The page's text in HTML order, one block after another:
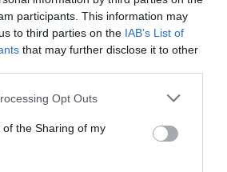
participants. This information may
to third parties on the IAB’s List of
that may further disclose it to other
Opt Outs
the Sharing of my
το Culturenow.gr